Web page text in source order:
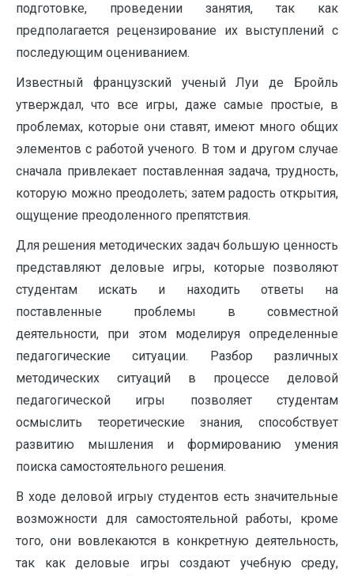
подготовке, проведении занятия, так как
предполагается рецензирование их выступлений с
последующим оцениванием.
Известный французский ученый Луи де Бройль
утверждал, что все игры, даже самые простые, в
проблемах, которые они ставят, имеют много общих
элементов с работой ученого. В том и другом случае
сначала привлекает поставленная задача, трудность,
которую можно преодолеть; затем радость открытия,
ощущение преодоленного препятствия.
Для решения методических задач большую ценность
представляют деловые игры, которые позволяют
студентам искать и находить ответы на
поставленные проблемы в совместной
деятельности, при этом моделируя определенные
педагогические ситуации. Разбор различных
методических ситуаций в процессе деловой
педагогической игры позволяет студентам
осмыслить теоретические знания, способствует
развитию мышления и формированию умения
поиска самостоятельного решения.
В ходе деловой игрыу студентов есть значительные
возможности для самостоятельной работы, кроме
того, они вовлекаются в конкретную деятельность,
так как деловые игры создают учебную среду,